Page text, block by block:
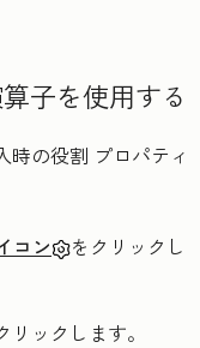
子を使用する
時の役割 プロパティ
コン
をクリックし
リックします。